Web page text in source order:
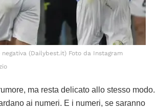
(Dailybest.it) Foto da Instagram
ma resta delicato allo stesso modo.
ai numeri. E i numeri, se saranno